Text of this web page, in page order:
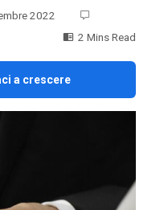
2022
2 Mins Read
a crescere